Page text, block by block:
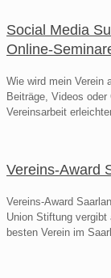
Social Media
Online-
Wie wird mein Verein
Beiträge, Videos
Vereinsarbeit
Vereins-Award
Vereins-Award
Union Stiftung vergibt
besten Verein im